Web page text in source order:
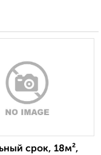
срок, 18м²,